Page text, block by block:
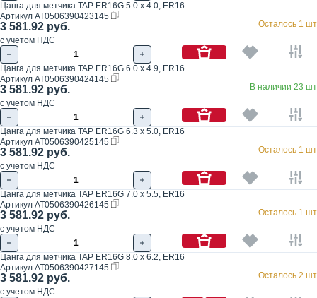
Цанга для метчика TAP ER16G 5.0 x 4.0, ER16
Артикул AT0506390423145
3 581.92 руб.
с учетом НДС
Осталось 1 шт
Цанга для метчика TAP ER16G 6.0 x 4.9, ER16
Артикул AT0506390424145
3 581.92 руб.
с учетом НДС
В наличии 23 шт
Цанга для метчика TAP ER16G 6.3 x 5.0, ER16
Артикул AT0506390425145
3 581.92 руб.
с учетом НДС
Осталось 1 шт
Цанга для метчика TAP ER16G 7.0 x 5.5, ER16
Артикул AT0506390426145
3 581.92 руб.
с учетом НДС
Осталось 1 шт
Цанга для метчика TAP ER16G 8.0 x 6.2, ER16
Артикул AT0506390427145
3 581.92 руб.
с учетом НДС
Осталось 2 шт